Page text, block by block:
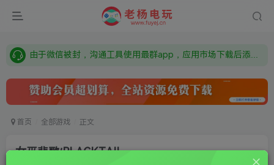
需要什么游戏请联系客服，若链接失效请联系客服，百度网盘边上的激活码也是解压密码
由于微信被封，沟通工具使用最群app，应用市场下载后添加好友：Y9FA49 以后用最群交流解决问题。不再使用微信！
首页 全部游戏 正文
女巫悲歌/BLACKTAIL